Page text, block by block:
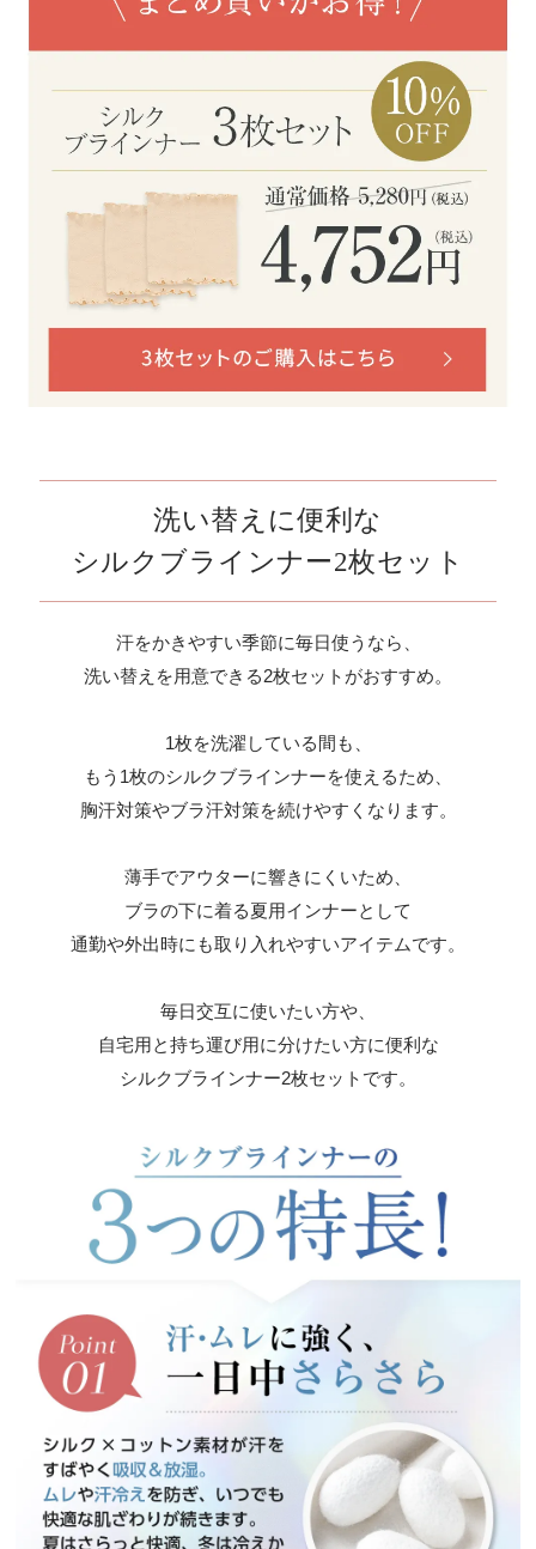
洗い替えに便利な
シルクブラインナー2枚セット
汗をかきやすい季節に毎日使うなら、
洗い替えを用意できる2枚セットがおすすめ。
1枚を洗濯している間も、
もう1枚のシルクブラインナーを使えるため、
胸汗対策やブラ汗対策を続けやすくなります。
薄手でアウターに響きにくいため、
ブラの下に着る夏用インナーとして
通勤や外出時にも取り入れやすいアイテムです。
毎日交互に使いたい方や、
自宅用と持ち運び用に分けたい方に便利な
シルクブラインナー2枚セットです。